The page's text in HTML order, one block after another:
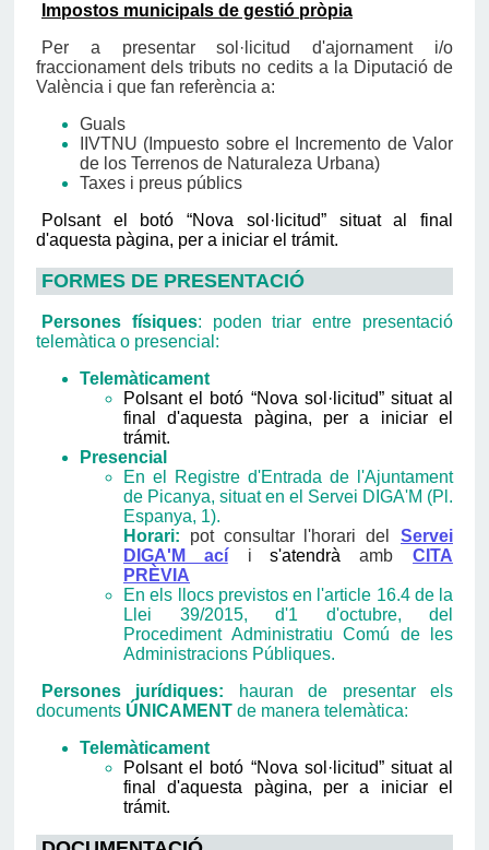
Impostos municipals de gestió pròpia
Per a presentar sol·licitud d'ajornament i/o
fraccionament dels tributs no cedits a la Diputació de
València i que fan referència a:
Guals
IIVTNU (Impuesto sobre el Incremento de Valor
de los Terrenos de Naturaleza Urbana)
Taxes i preus públics
Polsant el botó “Nova sol·licitud” situat al final
d'aquesta pàgina, per a iniciar el trámit.
FORMES DE PRESENTACIÓ
Persones físiques: poden triar entre presentació
telemàtica o presencial:
Telemàticament
Polsant el botó “Nova sol·licitud” situat al
final d'aquesta pàgina, per a iniciar el
trámit.
Presencial
En el Registre d'Entrada de l'Ajuntament
de Picanya, situat en el Servei DIGA'M (Pl.
Espanya, 1).
Horari: pot consultar l'horari del Servei
DIGA'M ací is'atendràamb CITA
PRÈVIA
En els llocs previstos en l'article 16.4 de la
Llei 39/2015, d'1 d'octubre, del
Procediment Administratiu Comú de les
Administracions Públiques.
Persones jurídiques: hauran de presentar els
documents ÚNICAMENT de manera telemàtica:
Telemàticament
Polsant el botó “Nova sol·licitud” situat al
final d'aquesta pàgina, per a iniciar el
trámit.